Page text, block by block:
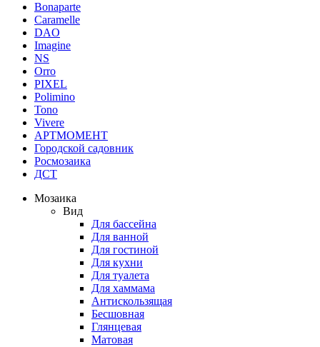
Bonaparte
Caramelle
DAO
Imagine
NS
Orro
PIXEL
Polimino
Tono
Vivere
АРТМОМЕНТ
Городской садовник
Росмозаика
ДСТ
Мозаика
Вид
Для бассейна
Для ванной
Для гостиной
Для кухни
Для туалета
Для хаммама
Антискользящая
Бесшовная
Глянцевая
Матовая